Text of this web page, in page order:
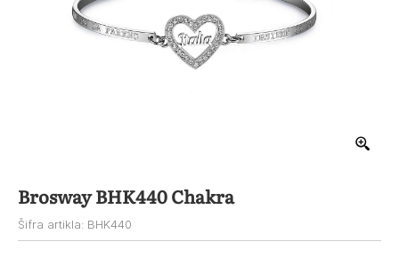
Brosway BHK440 Chakra
Šifra artikla: BHK440